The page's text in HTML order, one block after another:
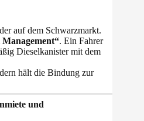
auf dem Schwarzmarkt.
. Ein Fahrer
Dieselkanister mit dem
hält die Bindung zur
und